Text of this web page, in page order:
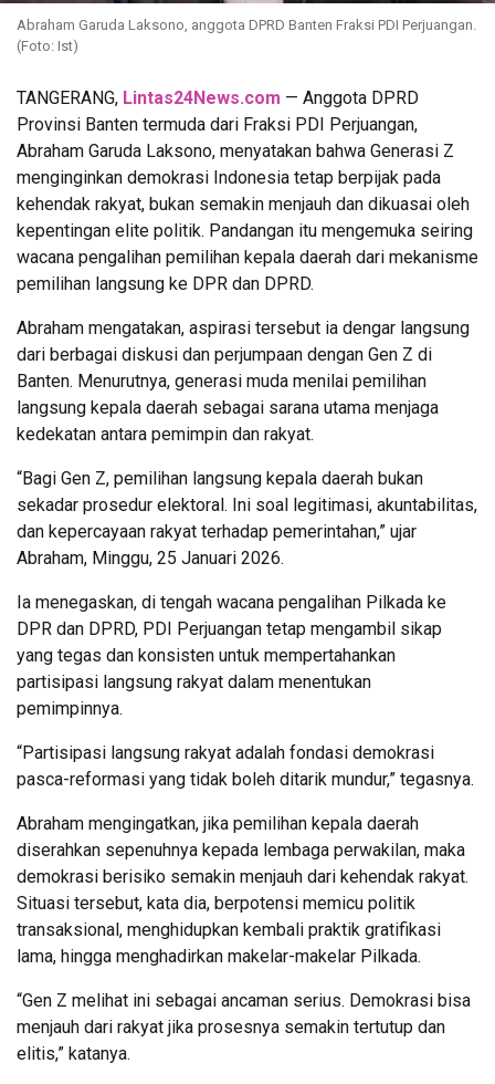
Abraham Garuda Laksono, anggota DPRD Banten Fraksi PDI Perjuangan.
(Foto: Ist)
TANGERANG, Lintas24News.com — Anggota DPRD
Provinsi Banten termuda dari Fraksi PDI Perjuangan,
Abraham Garuda Laksono, menyatakan bahwa Generasi Z
menginginkan demokrasi Indonesia tetap berpijak pada
kehendak rakyat, bukan semakin menjauh dan dikuasai oleh
kepentingan elite politik. Pandangan itu mengemuka seiring
wacana pengalihan pemilihan kepala daerah dari mekanisme
pemilihan langsung ke DPR dan DPRD.
Abraham mengatakan, aspirasi tersebut ia dengar langsung
dari berbagai diskusi dan perjumpaan dengan Gen Z di
Banten. Menurutnya, generasi muda menilai pemilihan
langsung kepala daerah sebagai sarana utama menjaga
kedekatan antara pemimpin dan rakyat.
“Bagi Gen Z, pemilihan langsung kepala daerah bukan
sekadar prosedur elektoral. Ini soal legitimasi, akuntabilitas,
dan kepercayaan rakyat terhadap pemerintahan,” ujar
Abraham, Minggu, 25 Januari 2026.
Ia menegaskan, di tengah wacana pengalihan Pilkada ke
DPR dan DPRD, PDI Perjuangan tetap mengambil sikap
yang tegas dan konsisten untuk mempertahankan
partisipasi langsung rakyat dalam menentukan
pemimpinnya.
“Partisipasi langsung rakyat adalah fondasi demokrasi
pasca-reformasi yang tidak boleh ditarik mundur,” tegasnya.
Abraham mengingatkan, jika pemilihan kepala daerah
diserahkan sepenuhnya kepada lembaga perwakilan, maka
demokrasi berisiko semakin menjauh dari kehendak rakyat.
Situasi tersebut, kata dia, berpotensi memicu politik
transaksional, menghidupkan kembali praktik gratifikasi
lama, hingga menghadirkan makelar-makelar Pilkada.
“Gen Z melihat ini sebagai ancaman serius. Demokrasi bisa
menjauh dari rakyat jika prosesnya semakin tertutup dan
elitis,” katanya.